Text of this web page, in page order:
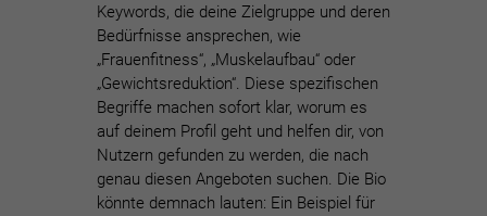
Keywords, die deine Zielgruppe und deren
Bedürfnisse ansprechen, wie
„Frauenfitness“, „Muskelaufbau“ oder
„Gewichtsreduktion“. Diese spezifischen
Begriffe machen sofort klar, worum es
auf deinem Profil geht und helfen dir, von
Nutzern gefunden zu werden, die nach
genau diesen Angeboten suchen. Die Bio
könnte demnach lauten: Ein Beispiel für